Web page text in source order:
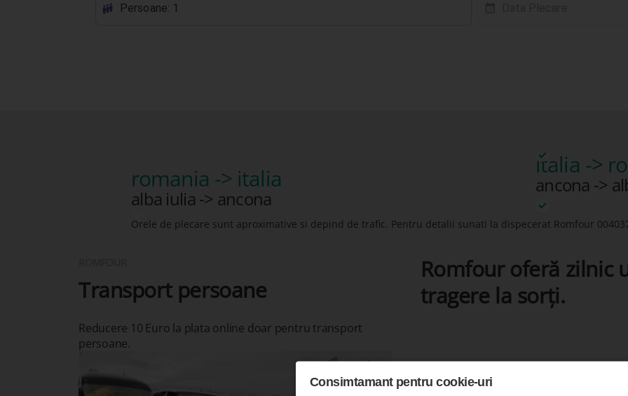
󱕱 Persoane: 1
romania -> italia
alba iulia -> ancona
italia ->
ancona ->
Orele de plecare sunt aproximative si depind de trafic. Pentru detalii sunati la dispecerat Romfour
Transport persoane
Reducere 10 Euro la plata online doar pentru transport
persoane.
Romfour oferă zilnic
tragere la sorți.
Consimtamant pentru cookie-uri